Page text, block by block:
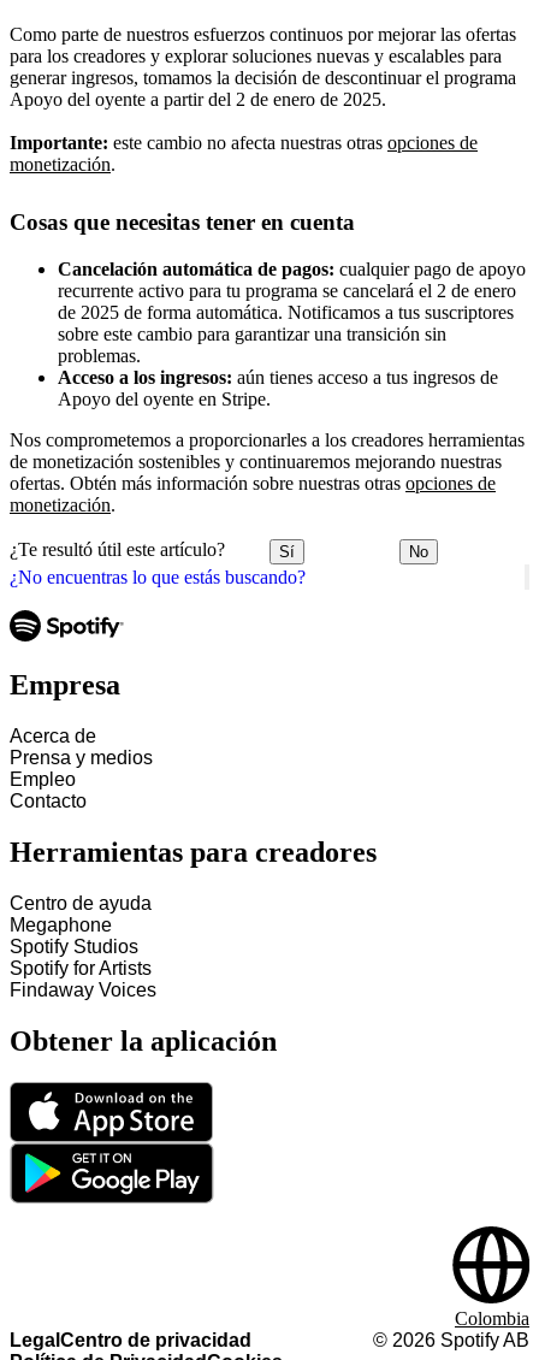
¿No encuentras lo que estás buscando?
Como parte de nuestros esfuerzos continuos por mejorar las ofertas
para los creadores y explorar soluciones nuevas y escalables para
generar ingresos, tomamos la decisión de descontinuar el programa
Apoyo del oyente a partir del 2 de enero de 2025.
Importante: este cambio no afecta nuestras otras opciones de
monetización.
Cosas que necesitas tener en cuenta
Cancelación automática de pagos: cualquier pago de apoyo
recurrente activo para tu programa se cancelará el 2 de enero
de 2025 de forma automática. Notificamos a tus suscriptores
sobre este cambio para garantizar una transición sin
problemas.
Acceso a los ingresos: aún tienes acceso a tus ingresos de
Apoyo del oyente en Stripe.
Nos comprometemos a proporcionarles a los creadores herramientas
de monetización sostenibles y continuaremos mejorando nuestras
ofertas. Obtén más información sobre nuestras otras opciones de
monetización.
¿Te resultó útil este artículo? Sí No
Empresa
Acerca de
Prensa y medios
Empleo
Contacto
Herramientas para creadores
Centro de ayuda
Megaphone
Spotify Studios
Spotify for Artists
Findaway Voices
Obtener la aplicación
Legal Centro de privacidad
© 2026 Spotify AB
Colombia